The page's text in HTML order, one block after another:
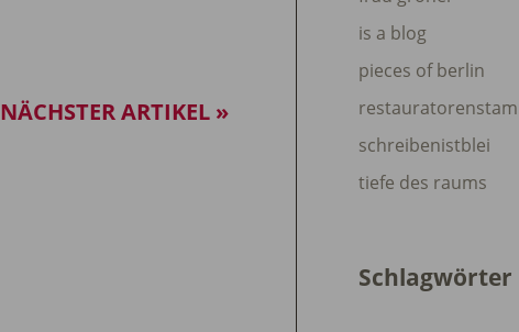
NÄCHSTER ARTIKEL »
is a blog
pieces of berlin
schreibenistblei
tiefe des raums
Schlagwörter